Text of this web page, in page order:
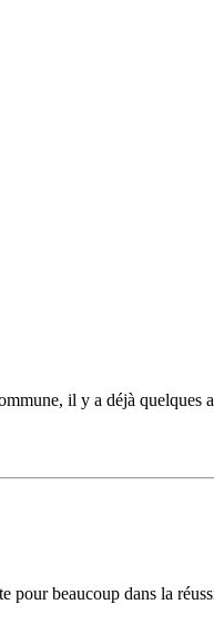
il y a déjà quelques
pour beaucoup dans la